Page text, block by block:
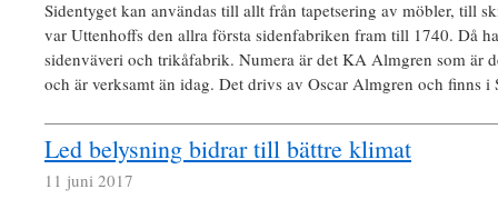
Sidentyget kan användas till allt från tapetsering av möbler, till
var Uttenhoffs den allra första sidenfabriken fram till 1740. Då
sidenväveri och trikåfabrik. Numera är det KA Almgren som är
och är verksamt än idag. Det drivs av Oscar Almgren och finns
Led belysning bidrar till bättre klimat
11 juni 2017